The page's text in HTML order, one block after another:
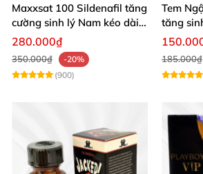
Maxxsat 100 Sildenafil tăng
cường sinh lý Nam kéo dài
hiệu quả
280.000₫
350.000₫
-20%
(900)
Tem
tăng
khỏe
185.000₫